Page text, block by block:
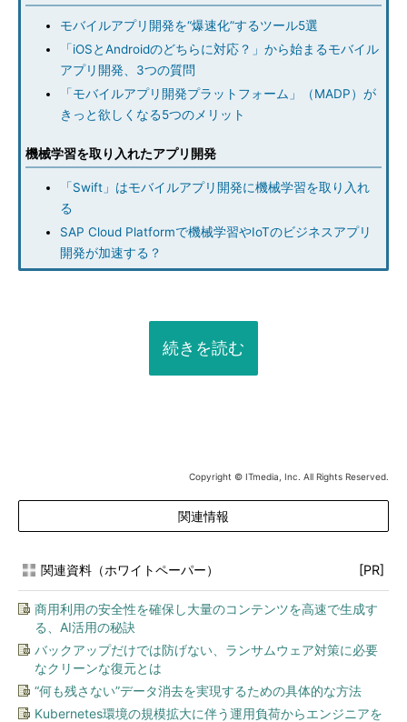
モバイルアプリ開発を“爆速化”するツール5選
「iOSとAndroidのどちらに対応？」から始まるモバイル
アプリ開発、3つの質問
「モバイルアプリ開発プラットフォーム」（MADP）が
きっと欲しくなる5つのメリット
機械学習を取り入れたアプリ開発
「Swift」はモバイルアプリ開発に機械学習を取り入れ
る
SAP Cloud Platformで機械学習やIoTのビジネスアプリ
開発が加速する？
続きを読む
Copyright © ITmedia, Inc. All Rights Reserved.
関連情報
関連資料（ホワイトペーパー） [PR]
商用利用の安全性を確保し大量のコンテンツを高速で生成す
る、AI活用の秘訣
バックアップだけでは防げない、ランサムウェア対策に必要
なクリーンな復元とは
“何も残さない”データ消去を実現するための具体的な方法
Kubernetes環境の規模拡大に伴う運用負荷からエンジニアを